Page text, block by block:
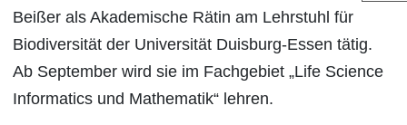
Beißer als Akademische Rätin am Lehrstuhl für
Biodiversität der Universität Duisburg-Essen tätig.
Ab September wird sie im Fachgebiet „Life Science
Informatics und Mathematik“ lehren.